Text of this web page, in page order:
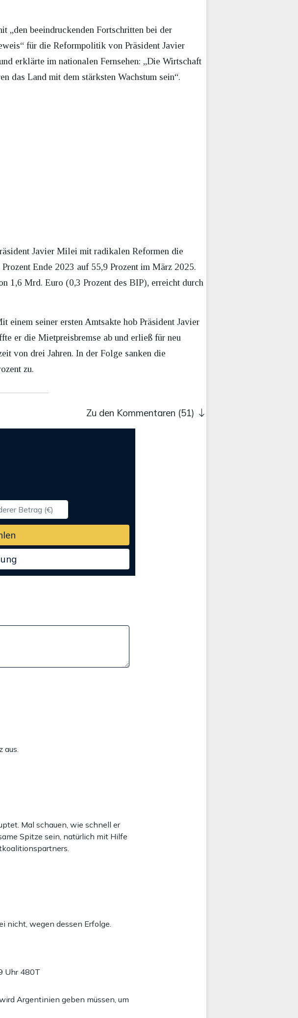
„den beeindruckenden Fortschritten bei der
für die Reformpolitik von Präsident Javier
erklärte im nationalen Fernsehen: „Die Wirtschaft
das Land mit dem stärksten Wachstum sein“.
Javier Milei mit radikalen Reformen die
Ende 2023 auf 55,9 Prozent im März 2025.
1,6 Mrd. Euro (0,3 Prozent des BIP), erreicht durch
seiner ersten Amtsakte hob Präsident Javier
er die Mietpreisbremse ab und erließ für neu
von drei Jahren. In der Folge sanken die
zu.
Zu den Kommentaren (51)
aus.
Mal schauen, wie schnell er
Spitze sein, natürlich mit Hilfe
nicht, wegen dessen Erfolge.
Uhr 480T
Argentinien geben müssen, um